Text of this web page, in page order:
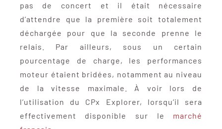
pas de concert et il était nécessaire
d’attendre que la première soit totalement
déchargée pour que la seconde prenne le
relais. Par ailleurs, sous un certain
pourcentage de charge, les performances
moteur étaient bridées, notamment au niveau
de la vitesse maximale. À voir lors de
l’utilisation du CPx Explorer, lorsqu’il sera
effectivement disponible sur le marché